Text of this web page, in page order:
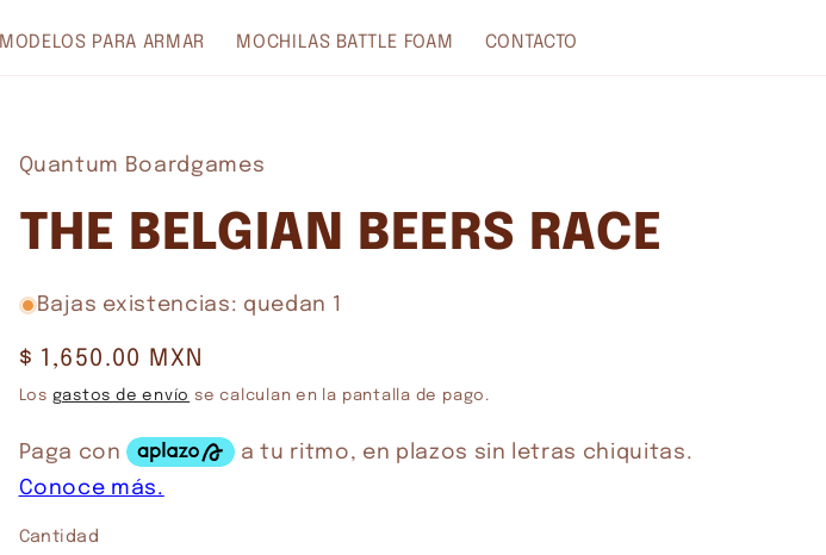
MODELOS PARA ARMAR MOCHILAS BATTLE FOAM CONTACTO
Quantum Boardgames
THE BELGIAN BEERS RACE
Bajas existencias: quedan 1
Precio
habitual
$ 1,650.00 MXN
Los gastos de envío se calculan en la pantalla de pago.
Cantidad
Cantidad